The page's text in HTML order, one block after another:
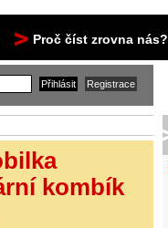
Proč číst zrovna nás?
kombík